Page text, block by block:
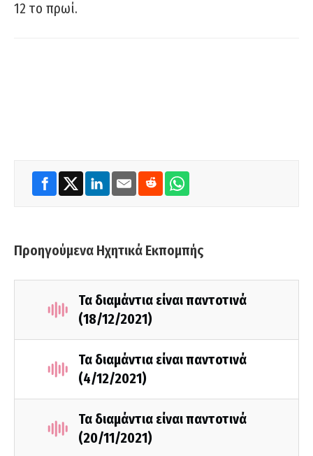
12 το πρωί.
Προηγούμενα Ηχητικά Εκπομπής
Τα διαμάντια είναι παντοτινά
(18/12/2021)
Τα διαμάντια είναι παντοτινά
(4/12/2021)
Τα διαμάντια είναι παντοτινά
(20/11/2021)